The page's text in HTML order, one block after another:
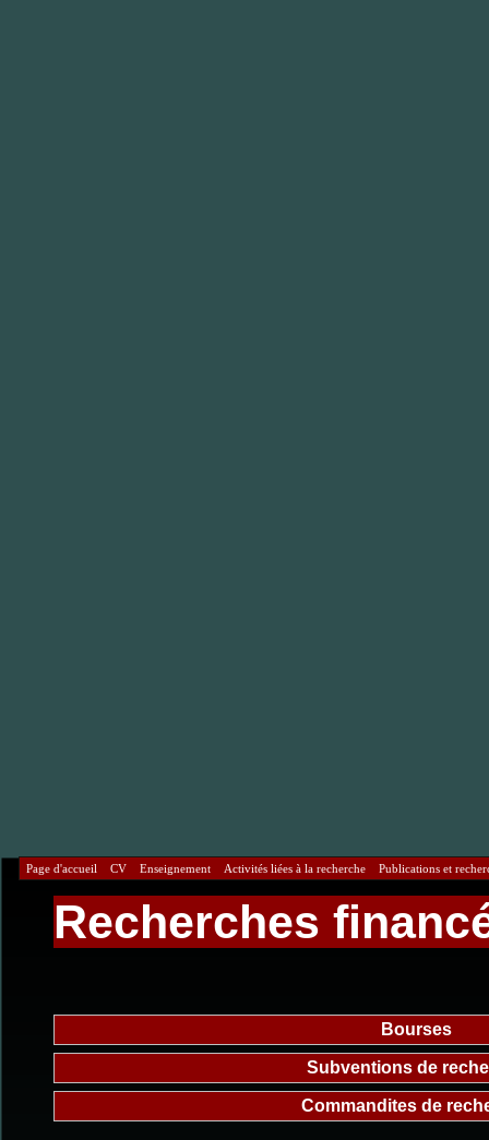
Recherches
Bourses
Subventions de
Commandites de
Page d'accueil CV Enseignement Activités liées à la recherche Publications et